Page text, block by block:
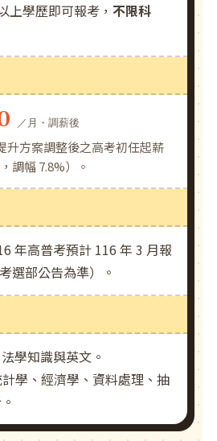
上學歷即可報考，不限科
／月・調薪後
升方案調整後之高考初任起薪
調幅 7.8%）。
年高普考預計 116 年 3 月報
選部公告為準）。
學知識與英文。
學、經濟學、資料處理、抽